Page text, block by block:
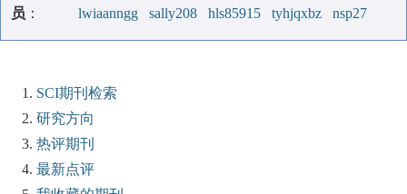
员 ：
lwiaanngg
sally208 hls85915 tyhjqxbz nsp27
SCI期刊检索
研究方向
热评期刊
最新点评